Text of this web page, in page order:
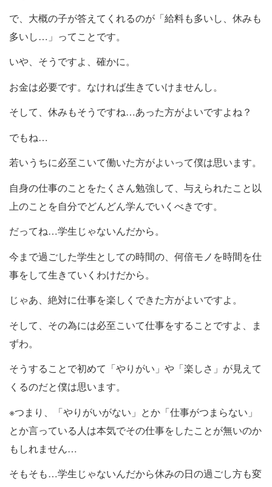
で、大概の子が答えてくれるのが「給料も多いし、休みも
多いし…」ってことです。
いや、そうですよ、確かに。
お金は必要です。なければ生きていけませんし。
そして、休みもそうですね…あった方がよいですよね？
でもね…
若いうちに必至こいて働いた方がよいって僕は思います。
自身の仕事のことをたくさん勉強して、与えられたこと以
上のことを自分でどんどん学んでいくべきです。
だってね…学生じゃないんだから。
今まで過ごした学生としての時間の、何倍モノを時間を仕
事をして生きていくわけだから。
じゃあ、絶対に仕事を楽しくできた方がよいですよ。
そして、その為には必至こいて仕事をすることですよ、ま
ずわ。
そうすることで初めて「やりがい」や「楽しさ」が見えて
くるのだと僕は思います。
※つまり、「やりがいがない」とか「仕事がつまらない」
とか言っている人は本気でその仕事をしたことが無いのか
もしれません…
そもそも…学生じゃないんだから休みの日の過ごし方も変